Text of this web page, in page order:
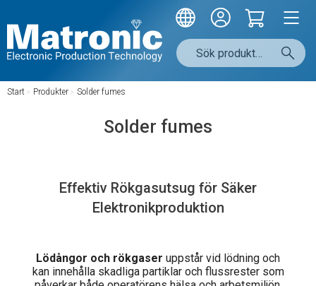
Start / Produkter / Solder fumes
Solder fumes
Effektiv Rökgasutsug för Säker
Elektronikproduktion
Lödångor och rökgaser uppstår vid lödning och
kan innehålla skadliga partiklar och flussrester som